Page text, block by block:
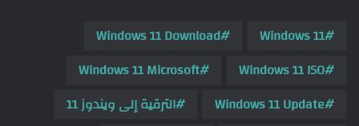
Windows 11
Windows 11 Download
Windows 11 ISO
Windows 11 Microsoft
Windows 11 Update
الترقية إلى ويندوز 11